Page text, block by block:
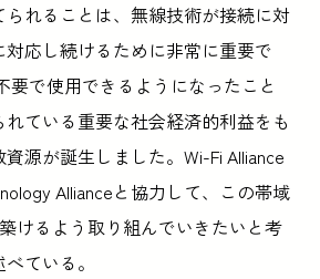
れることは、無線技術が接続に対
応し続けるために非常に重要で
要で使用できるようになったこと
ている重要な社会経済的利益をも
源が誕生しました。Wi-Fi Alliance
Allianceと協力して、この帯域
けるよう取り組んでいきたいと考
ている。